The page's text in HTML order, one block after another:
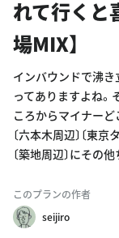
れて行くと
場MIX】
インバウンドで沸
ってありますよね
ころからマイナーど
〔六本木周辺〕〔東京
〔築地周辺〕にその
このプランの作者
seijiro